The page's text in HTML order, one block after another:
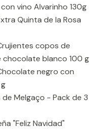
vino Alvarinho 130g
Quinta de la Rosa
copos de
blanco 100 g
negro con
Melgaço - Pack de 3
"Feliz Navidad"